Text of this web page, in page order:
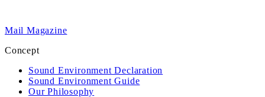
Mail Magazine
Concept
Sound Environment Declaration
Sound Environment Guide
Our Philosophy